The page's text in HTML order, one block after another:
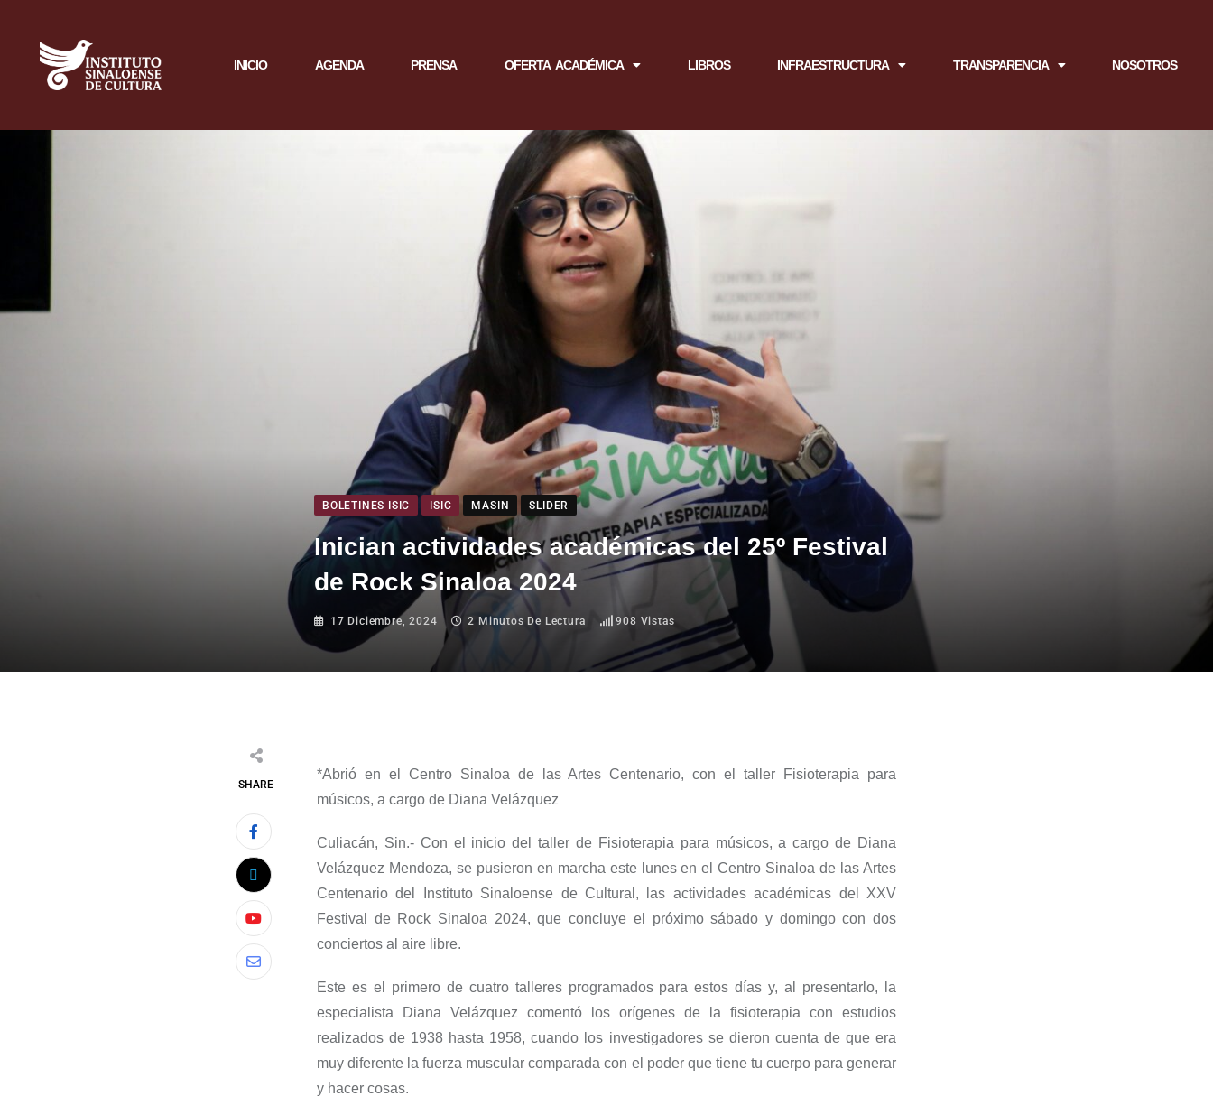
INICIO AGENDA PRENSA OFERTA ACADÉMICA LIBROS INFRAESTRUCTURA TRANSPARENCIA NOSOTROS
BOLETINES ISIC ISIC MASIN SLIDER
Inician actividades académicas del 25º Festival
de Rock Sinaloa 2024
17 Diciembre, 2024 2 Minutos De Lectura 908 Vistas
SHARE
*Abrió en el Centro Sinaloa de las Artes Centenario,con el taller
Fisioterapia para
músicos, a cargo de Diana Velázquez
Culiacán, Sin.- Con el inicio del taller de Fisioterapia para músicos, a cargo de Diana
Velázquez Mendoza, se pusieron en marcha este lunes en el Centro Sinaloa de las Artes
Centenario del Instituto Sinaloense de Cultural, las actividades académicas del XXV
Festival de Rock Sinaloa 2024, que concluye el próximo sábado y domingo con dos
conciertos al aire libre.
Este es el primero de cuatro talleres programados para estos días y, al presentarlo, la
especialista Diana Velázquez comentó los orígenes de la fisioterapia con estudios
realizados de 1938 hasta 1958, cuando los investigadores se dieron cuentadeque era
muy diferente la fuerza muscular comparada con el poder que tiene tu cuerpo para generar
y hacer cosas.